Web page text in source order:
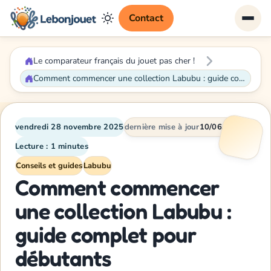
Contact
Le comparateur français du jouet pas cher !
Comment commencer une collection Labubu : guide complet pour débutants
vendredi 28 novembre 2025dernière mise à jour10/06/2026
Lecture : 1 minutes
Conseils et guidesLabubu
Comment commencer
une collection Labubu :
guide complet pour
débutants